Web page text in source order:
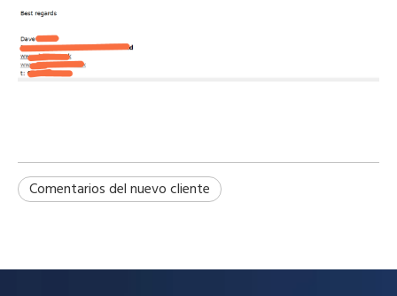
Comentarios del nuevo cliente